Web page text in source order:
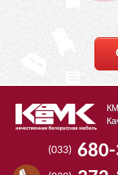
(033)